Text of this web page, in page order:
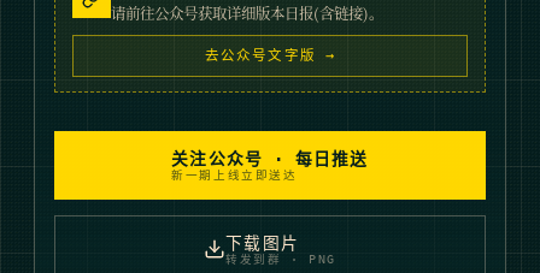
请前往公众号获取详细版本日报(含链接)。
去公众号文字版 →
关注公众号 · 每日推送
新一期上线立即送达
下载图片
转发到群 · PNG